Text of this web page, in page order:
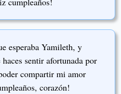
esperaba Yamileth, y
sentir afortunada por
compartir mi amor
corazón!